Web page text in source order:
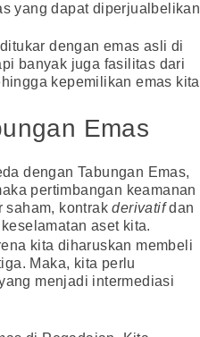
yang dapat diperjualbelikan
dengan emas asli di
banyak juga fasilitas dari
kepemilikan emas kita
Emas
dengan Tabungan Emas,
pertimbangan keamanan
saham, kontrakderivatifdan
aset kita.
kita diharuskan membeli
Maka, kita perlu
menjadi intermediasi